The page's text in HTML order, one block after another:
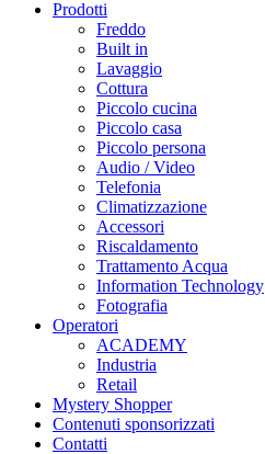
Prodotti
Freddo
Built in
Lavaggio
Cottura
Piccolo cucina
Piccolo casa
Piccolo persona
Audio / Video
Telefonia
Climatizzazione
Accessori
Riscaldamento
Trattamento Acqua
Information Technology
Fotografia
Operatori
ACADEMY
Industria
Retail
Mystery Shopper
Contenuti sponsorizzati
Contatti